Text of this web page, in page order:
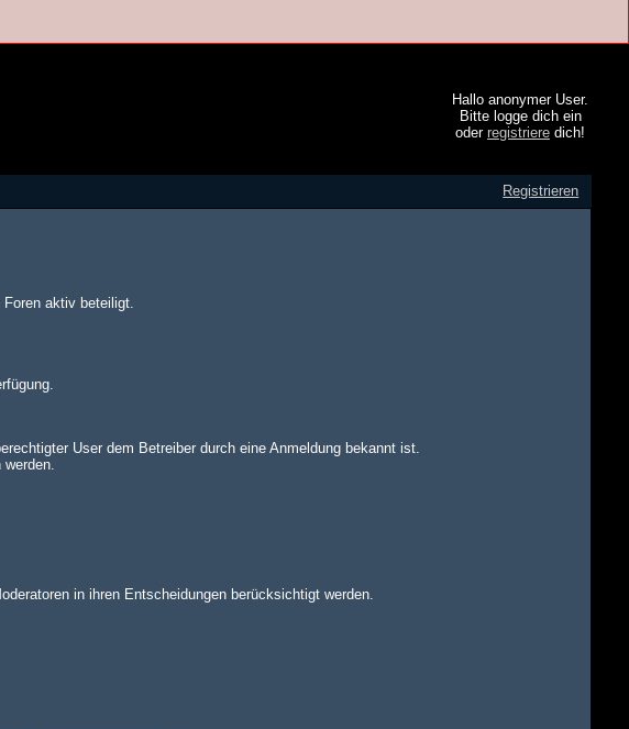
Hallo anonymer User.
Bitte logge dich ein
oder registriere dich!
Registrieren
aktiv beteiligt.
User dem Betreiber durch eine Anmeldung bekannt ist.
in ihren Entscheidungen berücksichtigt werden.